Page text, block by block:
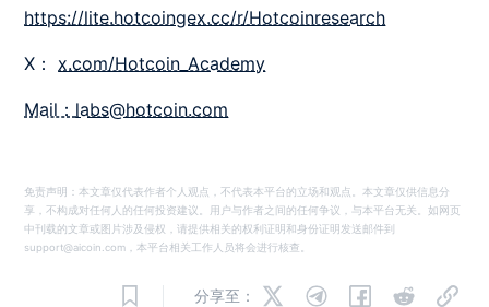
https://lite.hotcoingex.cc/r/Hotcoinresearch
X： x.com/Hotcoin_Academy
Mail： labs@hotcoin.com
免责声明：本文章仅代表作者个人观点，不代表本平台的立场和观点。本文章仅供信息分
享，不构成对任何人的任何投资建议。用户与作者之间的任何争议，与本平台无关。如网页
中刊载的文章或图片涉及侵权，请提供相关的权利证明和身份证明发送邮件到
support@aicoin.com，本平台相关工作人员将会进行核查。
分享至：